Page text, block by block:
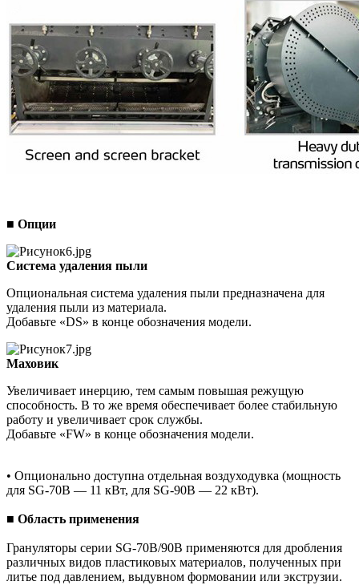
■ Опции
Система удаления пыли
Опциональная система удаления пыли предназначена для
удаления пыли из материала.
Добавьте «DS» в конце обозначения модели.
Маховик
Увеличивает инерцию, тем самым повышая режущую
способность. В то же время обеспечивает более стабильную
работу и увеличивает срок службы.
Добавьте «FW» в конце обозначения модели.
• Опционально доступна отдельная воздуходувка (мощность
для SG-70B — 11 кВт, для SG-90B — 22 кВт).
■ Область применения
Грануляторы серии SG-70B/90B применяются для дробления
различных видов пластиковых материалов, полученных при
литье под давлением, выдувном формовании или экструзии.